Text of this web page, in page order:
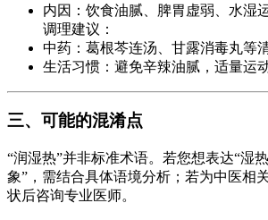
内因：饮食油腻、脾胃虚弱、水湿
调理建议：
中药：葛根芩连汤、甘露消毒丸等
生活习惯：避免辛辣油腻，适量运
三、可能的混淆点
“润湿热”并非标准术语。若您想表达“湿
象”，需结合具体语境分析；若为中医相
状后咨询专业医师。